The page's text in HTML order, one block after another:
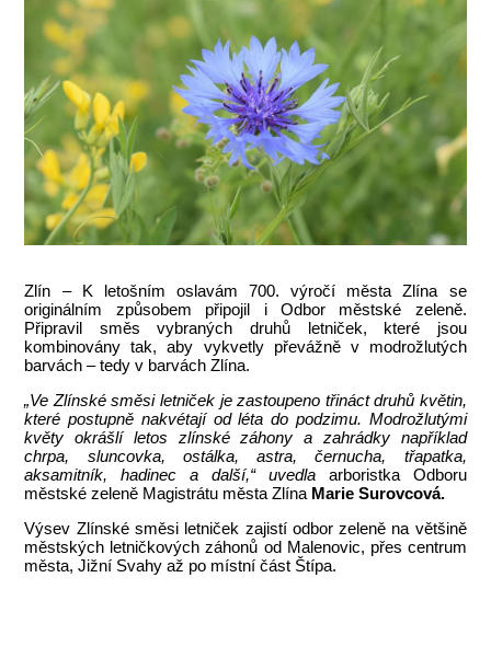
Zlín – K letošním oslavám 700. výročí města Zlína se
originálním způsobem připojil i Odbor městské zeleně.
Připravil směs vybraných druhů letniček, které jsou
kombinovány tak, aby vykvetly převážně v modrožlutých
barvách – tedy v barvách Zlína.
„Ve Zlínské směsi letniček je zastoupeno třináct druhů květin,
které postupně nakvétají od léta do podzimu. Modrožlutými
květy okrášlí letos zlínské záhony a zahrádky například
chrpa, sluncovka, ostálka, astra, černucha, třapatka,
aksamitník, hadinec a další,“ uvedlaarboristka Odboru
městské zeleně Magistrátu města Zlína Marie Surovcová.
Výsev Zlínské směsi letniček zajistí odbor zeleně na většině
městských letničkových záhonů od Malenovic, přes centrum
města, Jižní Svahy až po místní část Štípa.